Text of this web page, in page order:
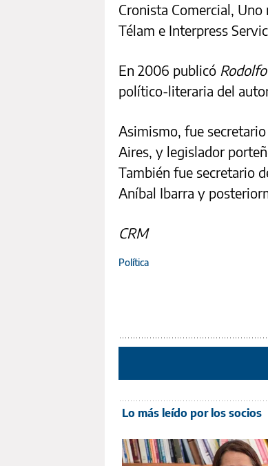
Cronista Comercial,
Télam e Interpress
En 2006 publicó
político-literaria del
Asimismo, fue
Aires, y legislador
También fue secretario
Aníbal Ibarra y
CRM
Política
Lo más leído por los socios